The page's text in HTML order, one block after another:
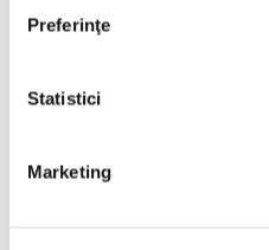
Preferinţe
Statistici
Marketing9 Februarie 2022